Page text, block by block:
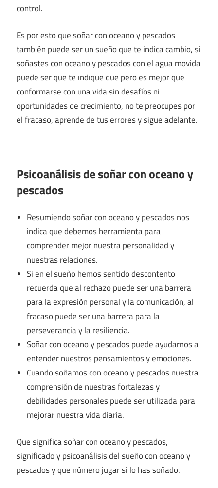
control.
Es por esto que soñar con oceano y pescados
también puede ser un sueño que te indica cambio, si
soñastes con oceano y pescados con el agua movida
puede ser que te indique que pero es mejor que
conformarse con una vida sin desafíos ni
oportunidades de crecimiento, no te preocupes por
el fracaso, aprende de tus errores y sigue adelante.
Psicoanálisis de soñar con oceano y
pescados
Resumiendo soñar con oceano y pescados nos
indica que debemos herramienta para
comprender mejor nuestra personalidad y
nuestras relaciones.
Si en el sueño hemos sentido descontento
recuerda que al rechazo puede ser una barrera
para la expresión personal y la comunicación, al
fracaso puede ser una barrera para la
perseverancia y la resiliencia.
Soñar con oceano y pescados puede ayudarnos a
entender nuestros pensamientos y emociones.
Cuando soñamos con oceano y pescados nuestra
comprensión de nuestras fortalezas y
debilidades personales puede ser utilizada para
mejorar nuestra vida diaria.
Que significa soñar con oceano y pescados,
significado y psicoanálisis del sueño con oceano y
pescados y que número jugar si lo has soñado.